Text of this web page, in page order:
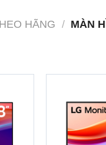
HÃNG / MÀN